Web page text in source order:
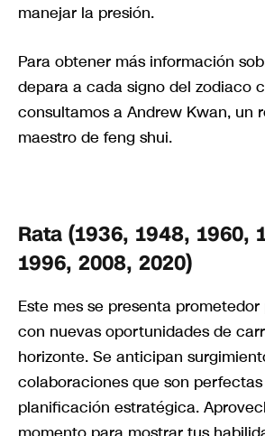
manejar la presión.
Para obtener más información
depara a cada signo del zodiaco
consultamos a Andrew Kwan, un
maestro de feng shui.
Rata (1936, 1948, 1960,
1996, 2008, 2020)
Este mes se presenta prometedor
con nuevas oportunidades de
horizonte. Se anticipan
colaboraciones que son
planificación estratégica.